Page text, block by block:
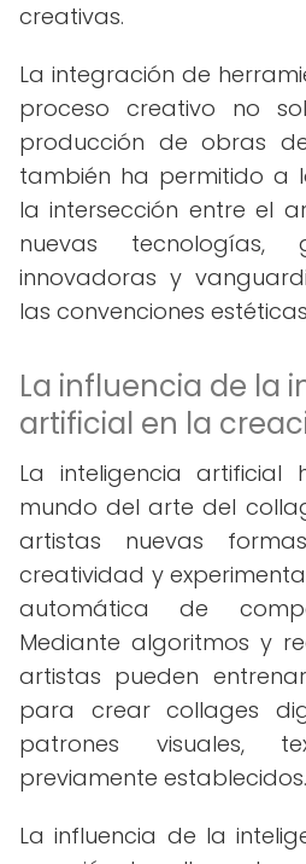
creativas.
La integración de
proceso creativo no
producción de obras
también ha permitido a
la intersección entre el
nuevas tecnologías,
innovadoras y
las convenciones
La influencia de la
artificial en la
La inteligencia artificial
mundo del arte del
artistas nuevas
creatividad y
automática de
Mediante algoritmos y
artistas pueden
para crear collages
patrones visuales,
previamente establecidos.
La influencia de la